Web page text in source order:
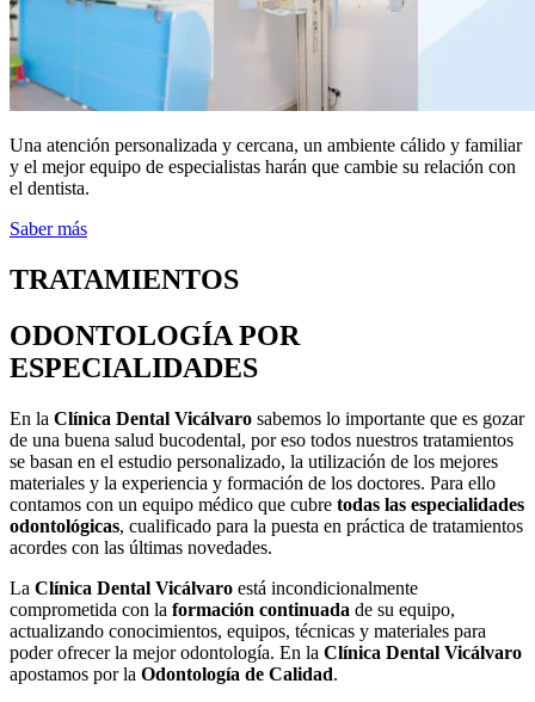
Una atención personalizada y cercana, un ambiente cálido y familiar
y el mejor equipo de especialistas harán que cambie su relación con
el dentista.
Saber más
TRATAMIENTOS
ODONTOLOGÍA POR
ESPECIALIDADES
En la Clínica Dental Vicálvaro sabemos lo importante que es gozar
de una buena salud bucodental, por eso todos nuestros tratamientos
se basan en el estudio personalizado, la utilización de los mejores
materiales y la experiencia y formación de los doctores. Para ello
contamos con un equipo médico que cubre todas las especialidades
odontológicas, cualificado para la puesta en práctica de tratamientos
acordes con las últimas novedades.
La Clínica Dental Vicálvaro está incondicionalmente
comprometida con la formación continuada de su equipo,
actualizando conocimientos, equipos, técnicas y materiales para
poder ofrecer la mejor odontología. En la Clínica Dental Vicálvaro
apostamos por la Odontología de Calidad.